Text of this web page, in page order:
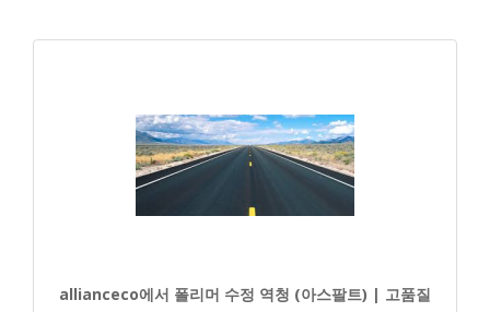
allianceco에서 폴리머 수정 역청 (아스팔트) | 고품질